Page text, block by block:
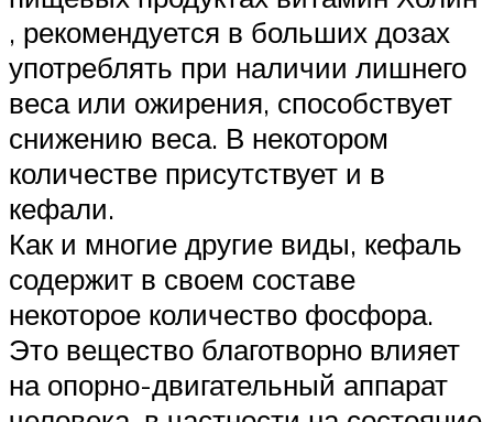
, рекомендуется в больших дозах
употреблять при наличии лишнего
веса или ожирения, способствует
снижению веса. В некотором
количестве присутствует и в
кефали.
Как и многие другие виды, кефаль
содержит в своем составе
некоторое количество фосфора.
Это вещество благотворно влияет
на опорно-двигательный аппарат